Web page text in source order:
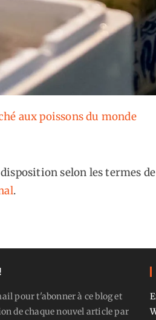
aux poissons du monde
selon les termes
.
pour t'abonner à ce blog et
de chaque nouvel article par